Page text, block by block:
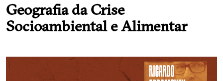
Geografia da Crise
Socioambiental e Alimentar